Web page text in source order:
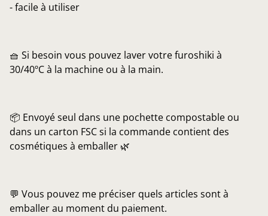
- facile à utiliser
🧺 Si besoin vous pouvez laver votre furoshiki à
30/40ºC à la machine ou à la main.
📦 Envoyé seul dans une pochette compostable ou
dans un carton FSC si la commande contient des
cosmétiques à emballer 🌿
💬 Vous pouvez me préciser quels articles sont à
emballer au moment du paiement.